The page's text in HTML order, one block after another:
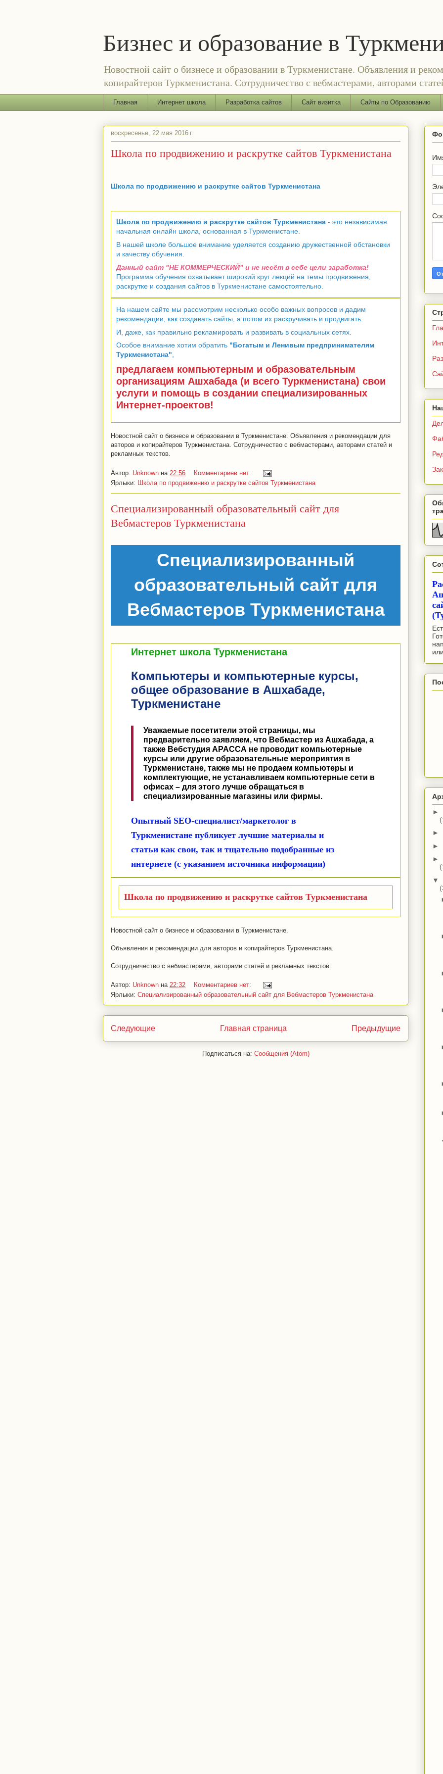
Бизнес и образование в
Новостной сайт о бизнесе и образовании в Туркменистане. Объявления и
копирайтеров Туркменистана. Сотрудничество с вебмастерами, авторами
Главная Интернет школа Разработка сайтов Сайт визитка Сайты по Образованию
воскресенье, 22 мая 2016 г.
Школа по продвижению и раскрутке сайтов Туркменистана
Школа по продвижению и раскрутке сайтов Туркменистана
Школа по продвижению и раскрутке сайтов Туркменистана - это независимая
начальная онлайн школа, основанная в Туркменистане.
В нашей школе большое внимание уделяется созданию дружественной обстановки
и качеству обучения.
Данный сайт "НЕ КОММЕРЧЕСКИЙ" и не несёт в себе цели заработка!
Программа обучения охватывает широкий круг лекций на темы продвижения,
раскрутке и создания сайтов в Туркменистане самостоятельно.
На нашем сайте мы рассмотрим несколько особо важных вопросов и дадим
рекомендации, как создавать сайты, а потом их раскручивать и продвигать.
И, даже, как правильно рекламировать и развивать в социальных сетях.
Особое внимание хотим обратить "Богатым и Ленивым предпринимателям
Туркменистана",
предлагаем компьютерным и образовательным
организациям Ашхабада (и всего Туркменистана) свои
услуги и помощь в создании специализированных
Интернет-проектов!
Новостной сайт о бизнесе и образовании в Туркменистане. Объявления и рекомендации для
авторов и копирайтеров Туркменистана. Сотрудничество с вебмастерами, авторами статей и
рекламных текстов.
Автор: Unknown на 22:56
Комментариев нет:
Ярлыки: Школа по продвижению и раскрутке сайтов Туркменистана
Специализированный образовательный сайт для
Вебмастеров Туркменистана
Специализированный
образовательный сайт для
Вебмастеров Туркменистана
Интернет школа Туркменистана
Компьютеры и компьютерные курсы,
общее образование в Ашхабаде,
Туркменистане
Уважаемые посетители этой страницы, мы
предварительно заявляем, что Вебмастер из Ашхабада, а
также Вебстудия АРАССА не проводит компьютерные
курсы или другие образовательные мероприятия в
Туркменистане, также мы не продаем компьютеры и
комплектующие, не устанавливаем компьютерные сети в
офисах – для этого лучше обращаться в
специализированные магазины или фирмы.
Опытный SEO-специалист/маркетолог в
Туркменистане публикует лучшие материалы и
статьи как свои, так и тщательно подобранные из
интернете (с указанием источника информации)
Школа по продвижению и раскрутке сайтов Туркменистана
Новостной сайт о бизнесе и образовании в Туркменистане.
Объявления и рекомендации для авторов и копирайтеров Туркменистана.
Сотрудничество с вебмастерами, авторами статей и рекламных текстов.
Автор: Unknown на 22:32
Комментариев нет:
Ярлыки: Специализированный образовательный сайт для Вебмастеров Туркменистана
Следующие Предыдущие
Главная страница
Подписаться на: Сообщения (Atom)
►
►
►
►
▼